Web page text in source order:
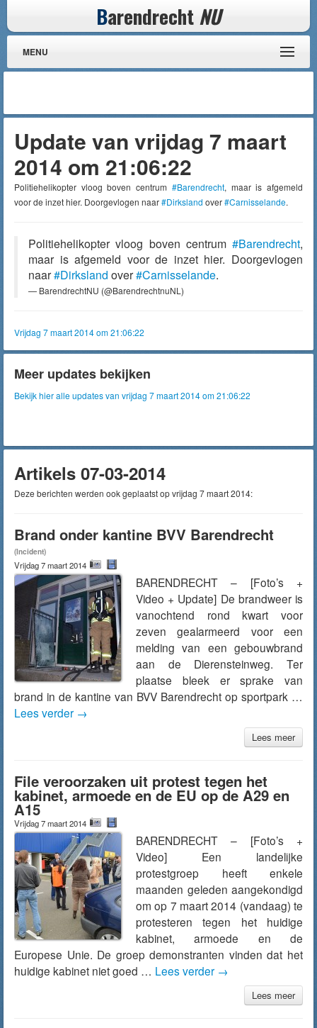
Barendrecht NU
MENU
Update van vrijdag 7 maart
2014 om 21:06:22
Politiehelikopter vloog boven centrum #Barendrecht, maar is afgemeld
voor de inzet hier. Doorgevlogen naar#Dirksland over#Carnisselande.
Politiehelikopter vloog boven centrum #Barendrecht,
maar is afgemeld voor de inzet hier. Doorgevlogen
naar#Dirksland over#Carnisselande.
— BarendrechtNU (@BarendrechtnuNL)
Vrijdag 7 maart 2014 om 21:06:22
Meer updates bekijken
Bekijk hier alle updates van vrijdag 7 maart 2014 om 21:06:22
Artikels 07-03-2014
Deze berichten werden ook geplaatst op vrijdag 7 maart 2014:
Brand onder kantine BVV Barendrecht
(Incident)
Vrijdag 7 maart 2014
BARENDRECHT – [Foto’s +
Video + Update] De brandweer is
vanochtend rond kwart voor
zeven gealarmeerd voor een
melding van een gebouwbrand
aan de Dierensteinweg. Ter
plaatse bleek er sprake van
brand in de kantine van BVV Barendrecht op sportpark …
Lees verder →
Lees meer
File veroorzaken uit protest tegen het
kabinet, armoede en de EU op de A29 en
A15
Vrijdag 7 maart 2014
BARENDRECHT – [Foto’s +
Video] Een landelijke
protestgroep heeft enkele
maanden geleden aangekondigd
om op 7 maart 2014 (vandaag) te
protesteren tegen het huidige
kabinet, armoede en de
Europese Unie. De groep demonstranten vinden dat het
huidige kabinet niet goed … Lees verder →
Lees meer